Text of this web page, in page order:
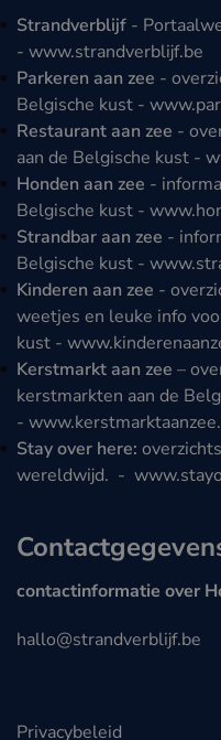
Strandverblijf -
- www.strandverblijf.be
Parkeren aan zee -
Belgische kust -
Restaurant aan zee -
aan de Belgische kust -
Honden aan zee -
Belgische kust -
Strandbar aan zee -
Belgische kust -
Kinderen aan zee -
weetjes en leuke info
kust -
Kerstmarkt aan zee –
kerstmarkten aan de
-
Stay over here:
wereldwijd. -
contactinformatie over
hallo@strandverblijf.be
Privacybeleid